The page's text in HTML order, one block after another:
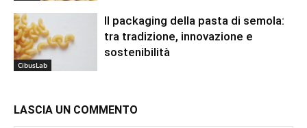
CibusLab
Il packaging della pasta di semola:
tra tradizione, innovazione e
sostenibilità
LASCIA UN COMMENTO